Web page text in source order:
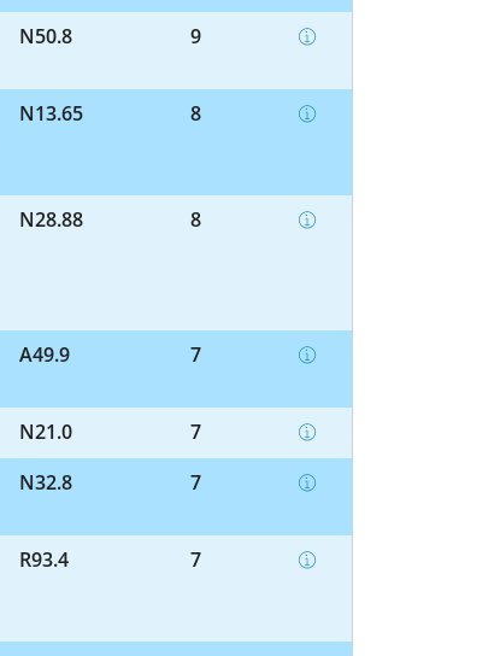
N50.8 9
N13.65 8
N28.88 8
A49.9 7
N21.0
7
N32.8 7
R93.4 7